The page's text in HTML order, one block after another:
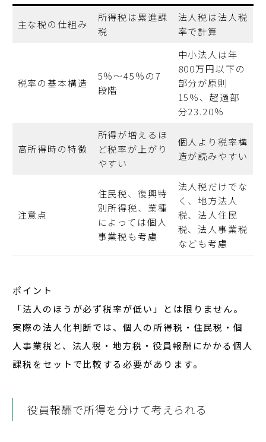
主な税の仕組み
所得税は累進課
税
法人税は法人税
率で計算
税率の基本構造
5％〜45％の7
段階
中小法人は年
800万円以下の
部分が原則
15％、超過部
分23.20％
高所得時の特徴
所得が増えるほ
ど税率が上がり
やすい
個人より税率構
造が読みやすい
注意点
住民税、復興特
別所得税、業種
によっては個人
事業税も考慮
法人税だけでな
く、地方法人
税、法人住民
税、法人事業税
なども考慮
ポイント
「法人のほうが必ず税率が低い」とは限りません。
実際の法人化判断では、個人の所得税・住民税・個
人事業税と、法人税・地方税・役員報酬にかかる個人
課税を セットで比較する必要があります。
役員報酬で所得を分けて考えられる